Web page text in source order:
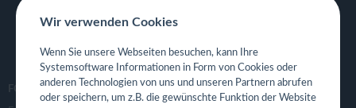
Eigene App für Restaurant
FOLGE UNS
Wir verwenden Cookies
Wenn Sie unsere Webseiten besuchen, kann Ihre
Systemsoftware Informationen in Form von Cookies oder
anderen Technologien von uns und unseren Partnern abrufen
oder speichern, um z.B. die gewünschte Funktion der Website